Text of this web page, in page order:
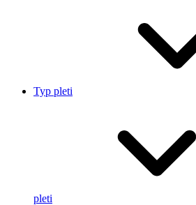
Typ pleti
pleti